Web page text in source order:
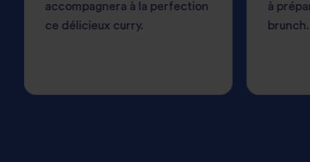
accompagnera à la perfection
ce délicieux curry.
à
brunch.